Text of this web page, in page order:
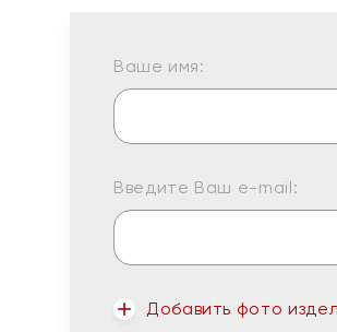
Ваше имя:
Введите Ваш e-mail:
Добавить фото